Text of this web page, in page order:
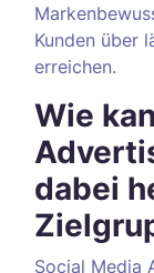
Kunden über
erreichen.
Wie
dabei
Social Media